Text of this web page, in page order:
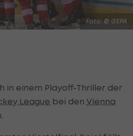
Foto: © GEPA
in einem Playoff-Thriller der
League bei den Vienna